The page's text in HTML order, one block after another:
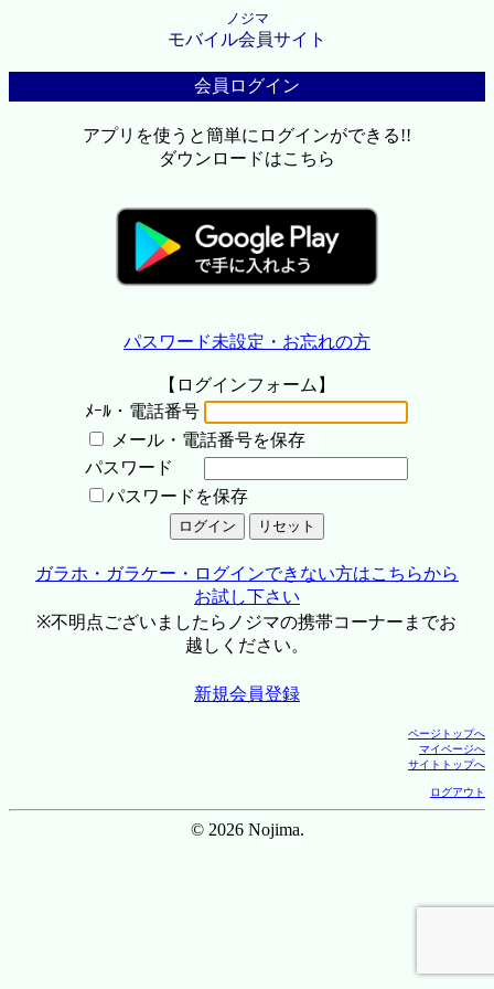
ノジマ
モバイル会員サイト
会員ログイン
アプリを使うと簡単にログインができる!!
ダウンロードはこちら
パスワード未設定・お忘れの方
【ログインフォーム】
ﾒｰﾙ・電話番号
メール・電話番号を保存
パスワード
パスワードを保存
ガラホ・ガラケー・ログインできない方はこちらから
お試し下さい
※不明点ございましたらノジマの携帯コーナーまでお
越しください。
新規会員登録
ページトップへ
マイページへ
サイトトップへ
ログアウト
© 2026 Nojima.